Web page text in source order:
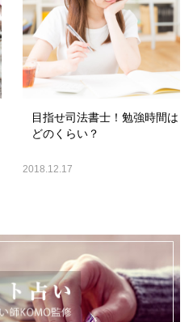
目指せ司法書士！勉強時間は
どのくらい？
2018.12.17